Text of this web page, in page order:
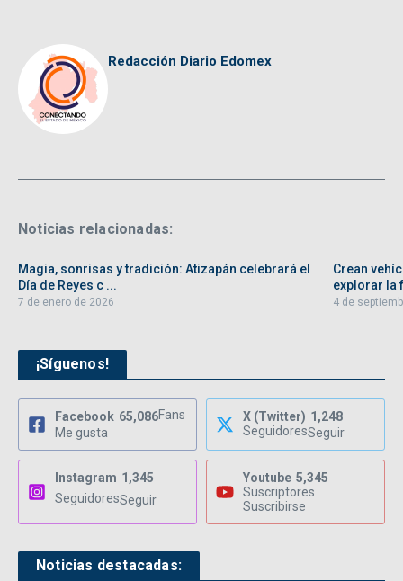
Redacción Diario Edomex
Noticias relacionadas:
Magia, sonrisas y tradición: Atizapán celebrará el
Día de Reyes c ...
7 de enero de 2026
Crean
explorar la
4 de
¡Síguenos!
Facebook 65,086Fans
Me gusta
X (Twitter) 1,248
SeguidoresSeguir
Instagram 1,345
SeguidoresSeguir
Youtube 5,345
Suscriptores
Suscribirse
Noticias destacadas: